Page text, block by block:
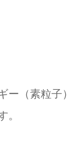
ー（素粒子
。